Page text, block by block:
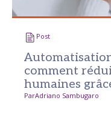
Post
comment
humaines
temps réel
ParAdriano Sambugaro